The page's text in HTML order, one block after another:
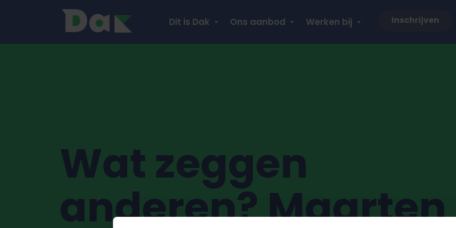
Dit is Dak Ons aanbod Werken bij Inschrijven
Wat zeggen
anderen?